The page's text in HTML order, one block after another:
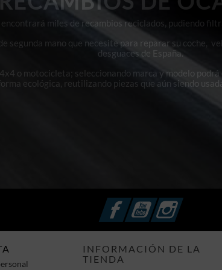
miles de recambios reciclados, pudiendo
segunda mano que necesite para reparar su coche,
desguaces de España.
o motocicleta; seleccionando marca y modelo
ecológica, reutilizando piezas que aún siendo
FacebookYouTubeInstagram
INFORMACIÓN DE LA
TIENDA